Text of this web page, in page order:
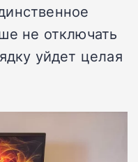
не отключать
уйдет целая